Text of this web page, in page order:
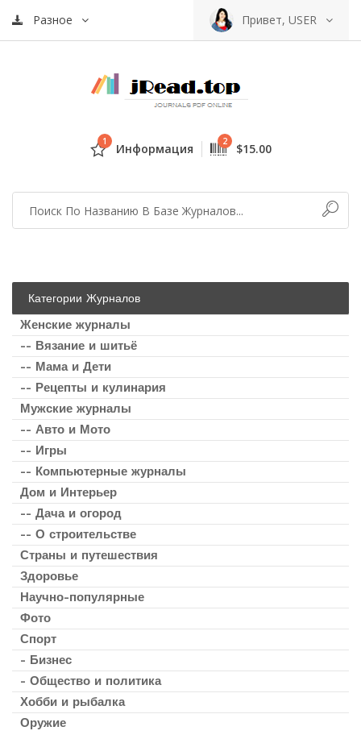
Разное Привет, USER
1 Информация 2 $15.00
Категории Журналов
Женские журналы
-- Вязание и шитьё
-- Мама и Дети
-- Рецепты и кулинария
Мужские журналы
-- Авто и Мото
-- Игры
-- Компьютерные журналы
Дом и Интерьер
-- Дача и огород
-- О строительстве
Страны и путешествия
Здоровье
Научно-популярные
Фото
Спорт
- Бизнес
- Общество и политика
Хобби и рыбалка
Оружие